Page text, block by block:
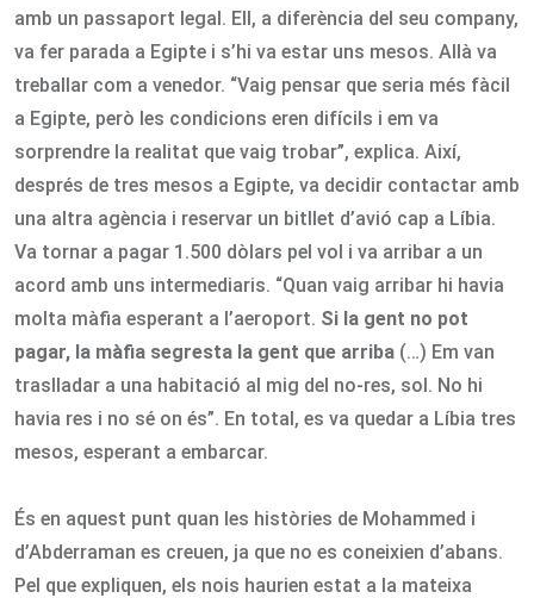
amb un passaport legal. Ell, a diferència del seu company,
va fer parada a Egipte i s’hi va estar uns mesos. Allà va
treballar com a venedor. “Vaig pensar que seria més fàcil
a Egipte, però les condicions eren difícils i em va
sorprendre la realitat que vaig trobar”, explica. Així,
després de tres mesos a Egipte, va decidir contactar amb
una altra agència i reservar un bitllet d’avió cap a Líbia.
Va tornar a pagar 1.500 dòlars pel vol i va arribar a un
acord amb uns intermediaris. “Quan vaig arribar hi havia
molta màfia esperant a l’aeroport. Si la gent no pot
pagar, la màfia segresta la gent que arriba (…) Em van
traslladar a una habitació al mig del no-res, sol. No hi
havia res i no sé on és”. En total, es va quedar a Líbia tres
mesos, esperant a embarcar.
És en aquest punt quan les històries de Mohammed i
d’Abderraman es creuen, ja que no es coneixien d’abans.
Pel que expliquen, els nois haurien estat a la mateixa